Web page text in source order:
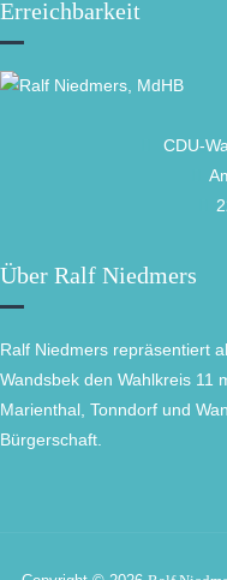
Erreichbarkeit
CDU-
Über Ralf Niedmers
Ralf Niedmers repräsentiert
Wandsbek den Wahlkreis 11
Marienthal, Tonndorf und
Bürgerschaft.